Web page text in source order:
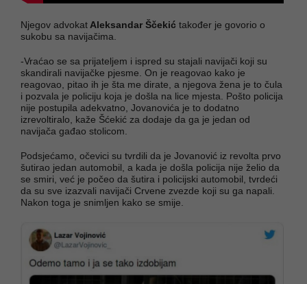
Njegov advokat Aleksandar Ščekić također je govorio o
sukobu sa navijačima.
-Vraćao se sa prijateljem i ispred su stajali navijači koji su
skandirali navijačke pjesme. On je reagovao kako je
reagovao, pitao ih je šta me dirate, a njegova žena je to čula
i pozvala je policiju koja je došla na lice mjesta. Pošto policija
nije postupila adekvatno, Jovanovića je to dodatno
izrevoltiralo, kaže Šćekić za dodaje da ga je jedan od
navijača gađao stolicom.
Podsjećamo, očevici su tvrdili da je Jovanović iz revolta prvo
šutirao jedan automobil, a kada je došla policija nije želio da
se smiri, već je počeo da šutira i policijski automobil, tvrdeći
da su sve izazvali navijači Crvene zvezde koji su ga napali.
Nakon toga je snimljen kako se smije.